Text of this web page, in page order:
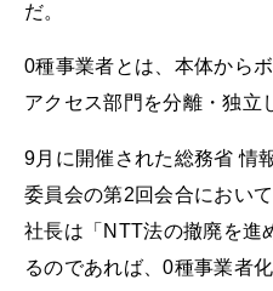
だ。
0種事業者とは、本体から
アクセス部門を分離・独立
9月に開催された総務省 情
委員会の第2回会合におい
社長は「NTT法の撤廃を進
るのであれば、0種事業者